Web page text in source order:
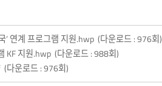
’ 연계 프로그램 지원.hwp (다운로드 : 976회)
KF 지원.hwp (다운로드 : 988회)
(다운로드 : 976회)